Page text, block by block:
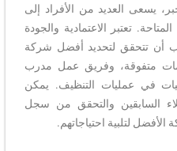
يسعى العديد من الأفراد إلى
تعتبر الاعتمادية والجودة
أن تتحقق لتحديد أفضل شركة
متفوقة، وفريق عمل مدرب
في عمليات التنظيف. يمكن
السابقين والتحقق من سجل
لتلبية احتياجاتهم.